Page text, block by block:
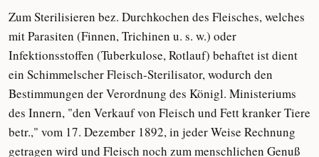
Zum Sterilisieren bez. Durchkochen des Fleisches, welches
mit Parasiten (Finnen, Trichinen u. s. w.) oder
Infektionsstoffen (Tuberkulose, Rotlauf) behaftet ist dient
ein Schimmelscher Fleisch-Sterilisator, wodurch den
Bestimmungen der Verordnung des Königl. Ministeriums
des Innern, "den Verkauf von Fleisch und Fett kranker Tiere
betr.," vom 17. Dezember 1892, in jeder Weise Rechnung
getragen wird und Fleisch noch zum menschlichen Genuß